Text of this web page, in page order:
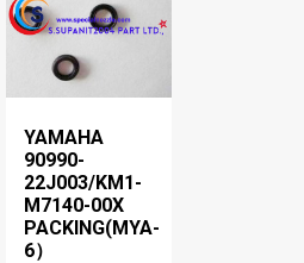
YAMAHA
90990-
22J003/KM1-
M7140-00X
PACKING(MYA-
6）